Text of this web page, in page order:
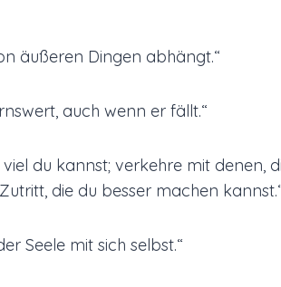
äußeren Dingen abhängt.“
auch wenn er fällt.“
du kannst; verkehre mit denen,
die du besser machen
Seele mit sich selbst.“